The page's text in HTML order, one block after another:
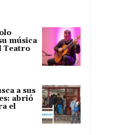
música
Teatro
a sus
abrió
el